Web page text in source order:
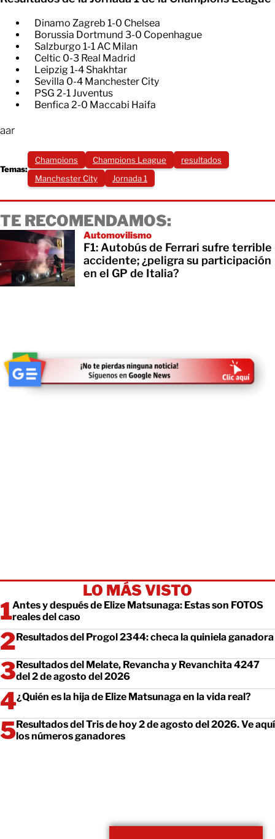
Dinamo Zagreb 1-0 Chelsea
​Borussia Dortmund 3-0 Copenhague
Salzburgo 1-1 AC Milan
​Celtic 0-3 Real Madrid​
Leipzig 1-4 Shakhtar
​Sevilla 0-4 Manchester City
​PSG 2-1 Juventus
Benfica 2-0 Maccabi Haifa
aar
Temas:
Champions Champions League
resultados
Manchester City
Jornada 1
TE RECOMENDAMOS:
Automovilismo
F1: Autobús de Ferrari sufre terrible
accidente; ¿peligra su participación
en el GP de Italia?
LO MÁS VISTO
Antes y después de Elize Matsunaga: Estas son FOTOS
reales del caso
Resultados del Progol 2344: checa la quiniela ganadora
Resultados del Melate, Revancha y Revanchita 4247
del 2 de agosto del 2026
¿Quién es la hija de Elize Matsunaga en la vida real?
Resultados del Tris de hoy 2 de agosto del 2026. Ve aquí
los números ganadores